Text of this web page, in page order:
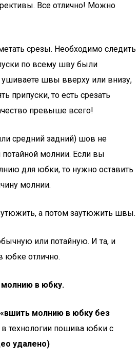
Все отлично! Можно
срезы. Необходимо следить
по всему шву были
швы вверху или внизу,
припуски, то есть срезать
превыше всего!
средний задний) шов не
молнии. Если вы
для юбки, то нужно оставить
молнии.
а потом заутюжить швы.
или потайную. И та, и
юбке отлично.
молнию в юбку.
«вшить молнию в юбку без
в технологии пошива юбки с
удалено)